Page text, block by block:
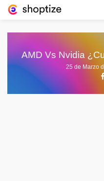
AMD Vs Nvidia
25 de Marzo